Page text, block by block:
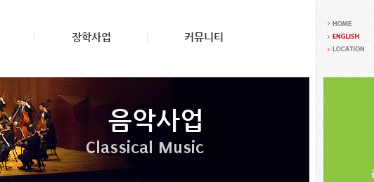
장학사업 커뮤니티
음악사업
Classical Music